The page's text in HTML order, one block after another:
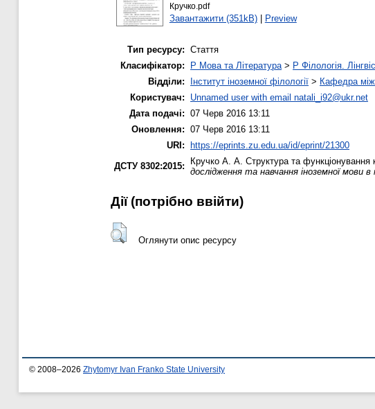
Кручко.pdf
Завантажити (351kB)| Preview
Тип ресурсу: Стаття
Класифікатор:
P Мова та Література> P Філологія.
Відділи:
Інститут іноземної філології > Кафедра
Користувач:
Unnamed user with email natali_i92@ukr.net
Дата подачі: 07 Черв 2016 13:11
Оновлення: 07 Черв 2016 13:11
URI:
https://eprints.zu.edu.ua/id/eprint/21300
ДСТУ 8302:2015:
Кручко А. А. Структура та функціонування
дослідження та навчання іноземної мови в
Дії ​​(потрібно ввійти)
Оглянути опис ресурсу
© 2008–2026 Zhytomyr Ivan Franko State University